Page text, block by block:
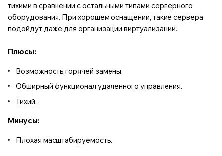
тихими в сравнении с остальными типами серверного
оборудования. При хорошем оснащении, такие сервера
подойдут даже для организации виртуализации.
Плюсы:
Возможность горячей замены.
Обширный функционал удаленного управления.
Тихий.
Минусы:
Плохая масштабируемость.